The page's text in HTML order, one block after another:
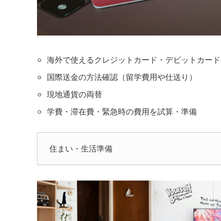
海外で使えるクレジットカード・デビットカー
国際送金の方法確認（留学費用や仕送り）
現地通貨の両替
学費・滞在費・緊急時の費用を試算・準備
住まい・生活準備